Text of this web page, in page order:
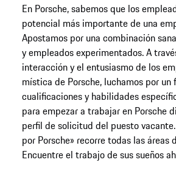
En Porsche, sabemos que los
potencial más importante de una
Apostamos por una combinación
y empleados experimentados. A
interacción y el entusiasmo de los
mística de Porsche, luchamos por un
cualificaciones y habilidades
para empezar a trabajar en Porsche
perfil de solicitud del puesto
por Porsche» recorre todas las áreas
Encuentre el trabajo de sus sueños